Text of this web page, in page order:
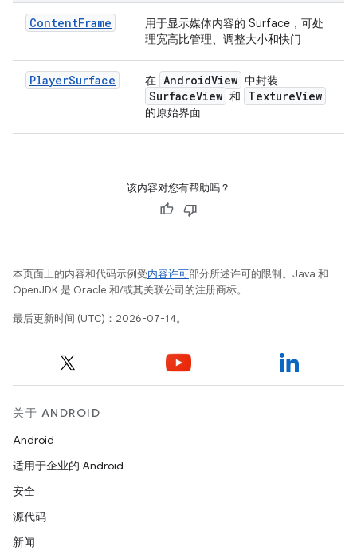
ContentFrame
用于显示媒体内容的 Surface，可处
理宽高比管理、调整大小和快门
PlayerSurface 在 AndroidView 中封装
SurfaceView 和 TextureView
的原始界面
该内容对您有帮助吗？
本页面上的内容和代码示例受内容许可部分所述许可的限制。Java 和
OpenJDK 是 Oracle 和/或其关联公司的注册商标。
最后更新时间 (UTC)：2026-07-14。
关于 ANDROID
Android
适用于企业的 Android
安全
源代码
新闻